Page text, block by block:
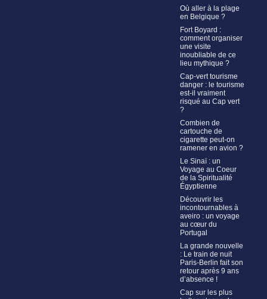
Où aller à la plage
en Belgique ?
Fort Boyard :
comment organiser
une visite
inoubliable de ce
lieu mythique ?
Cap-vert tourisme
danger : le tourisme
est-il vraiment
risqué au Cap vert
?
Combien de
cartouche de
cigarette peut-on
ramener en avion ?
Le Sinaï : un
Voyage au Coeur
de la Spiritualité
Égyptienne
Découvrir les
incontournables à
aveiro : un voyage
au cœur du
Portugal
La grande nouvelle
: Le train de nuit
Paris-Berlin fait son
retour après 9 ans
d’absence !
Cap sur les plus